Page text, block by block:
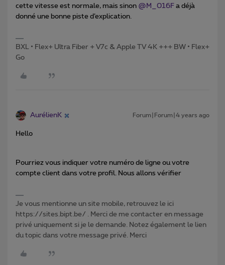
cette vitesse est normale, mais sinon @M_016F a déjà
donné une bonne piste d’explication.
BXL • Flex+ Ultra Fiber + V7c & Apple TV 4K +++ BW • Flex+
Go
AurélienK Forum|Forum|4 years ago
Hello
Pourriez vous indiquer votre numéro de ligne ou votre
compte client dans votre profil. Nous allons vérifier
Je vous mentionne un site mobile, retrouvez le ici
https://sites.bipt.be/ . Merci de me contacter en message
privé uniquement si je le demande. Notez également le lien
du topic dans votre message privé. Merci